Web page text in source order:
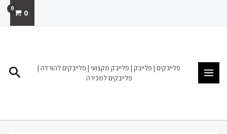
0
פלייבקים | פלייבק | פלייבק מקצועי | פלייבקים להורדה |
פלייבקים למכירה